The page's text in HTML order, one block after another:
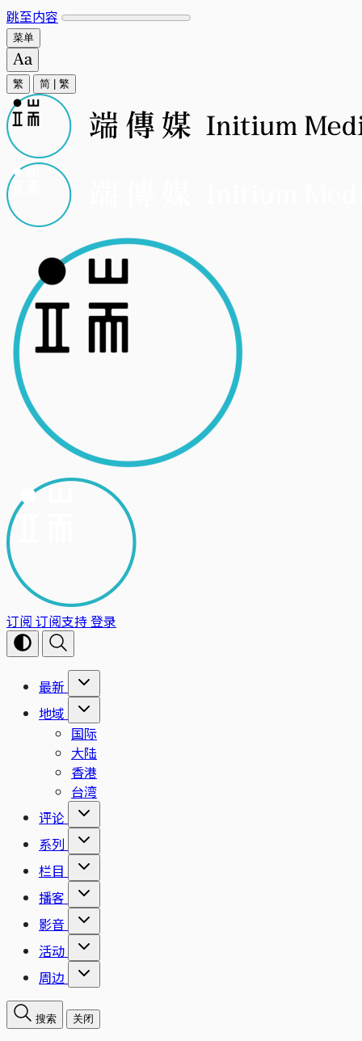
跳至内容
菜单
繁 简 繁
订阅 订阅支持登录
最新
地域
国际
大陆
香港
台湾
评论
系列
栏目
播客
影音
活动
周边
搜索 关闭